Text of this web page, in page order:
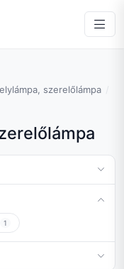
szerelőlámpa
1